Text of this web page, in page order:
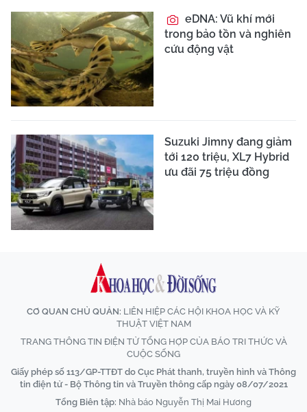
eDNA: Vũ khí mới
trong bảo tồn và nghiên
cứu động vật
Suzuki Jimny đang giảm
tới 120 triệu, XL7 Hybrid
ưu đãi 75 triệu đồng
CƠ QUAN CHỦ QUẢN: LIÊN HIỆP CÁC HỘI KHOA HỌC VÀ KỸ
THUẬT VIỆT NAM
TRANG THÔNG TIN ĐIỆN TỬ TỔNG HỢP CỦA BÁO TRI THỨC VÀ
CUỘC SỐNG
Giấy phép số 113/GP-TTĐT do Cục Phát thanh, truyền hình và Thông
tin điện tử - Bộ Thông tin và Truyền thông cấp ngày 08/07/2021
Tổng Biên tập: Nhà báo Nguyễn Thị Mai Hương